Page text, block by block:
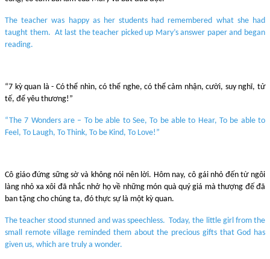
The teacher was happy as her students had remembered what she had
taught them. At last the teacher picked up Mary’s answer paper and began
reading.
“7 kỳ quan là - Có thể nhìn, có thể nghe, có thể cảm nhận, cười, suy nghĩ, tử
tế, để yêu thương!”
“The 7 Wonders are – To be able to See, To be able to Hear, To be able to
Feel, To Laugh, To Think, To be Kind, To Love!”
Cô giáo đứng sững sờ và không nói nên lời. Hôm nay, cô gái nhỏ đến từ ngôi
làng nhỏ xa xôi đã nhắc nhở họ về những món quà quý giá mà thượng đế đã
ban tặng cho chúng ta, đó thực sự là một kỳ quan.
The teacher stood stunned and was speechless. Today, the little girl from the
small remote village reminded them about the precious gifts that God has
given us, which are truly a wonder.